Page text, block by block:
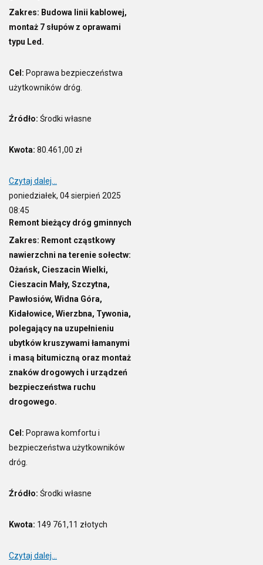
Zakres: Budowa linii kablowej,
montaż 7 słupów z oprawami
typu Led.
Cel: Poprawa bezpieczeństwa
użytkowników dróg.
Źródło: Środki własne
Kwota: 80.461,00 zł
Czytaj dalej...
poniedziałek, 04 sierpień 2025
08:45
Remont bieżący dróg gminnych
Zakres: Remont cząstkowy
nawierzchni na terenie sołectw:
Ożańsk, Cieszacin Wielki,
Cieszacin Mały, Szczytna,
Pawłosiów, Widna Góra,
Kidałowice, Wierzbna, Tywonia,
polegający na uzupełnieniu
ubytków kruszywami łamanymi
i masą bitumiczną oraz montaż
znaków drogowych i urządzeń
bezpieczeństwa ruchu
drogowego.
Cel: Poprawa komfortu i
bezpieczeństwa użytkowników
dróg.
Źródło: Środki własne
Kwota: 149 761,11 złotych
Czytaj dalej...